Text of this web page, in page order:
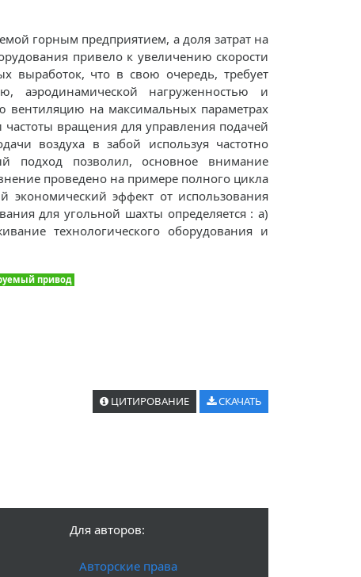
горным предприятием, а доля затрат на
привело к увеличению скорости
выработок, что в свою очередь, требует
аэродинамической нагруженностью и
вентиляцию на максимальных параметрах
частоты вращения для управления подачей
воздуха в забой используя частотно
подход позволил, основное внимание
проведено на примере полного цикла
экономический эффект от использования
для угольной шахты определяется : а)
технологического оборудования и
привод
ЦИТИРОВАНИЕ СКАЧАТЬ
Для авторов:
Авторские права